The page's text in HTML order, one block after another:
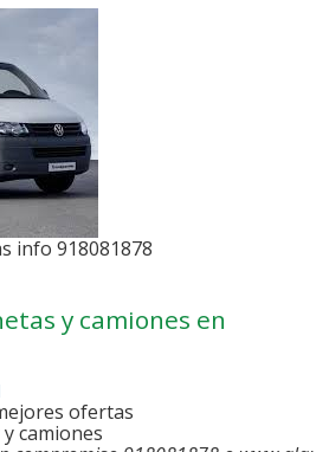
info 918081878
y camiones en
ofertas
y camiones